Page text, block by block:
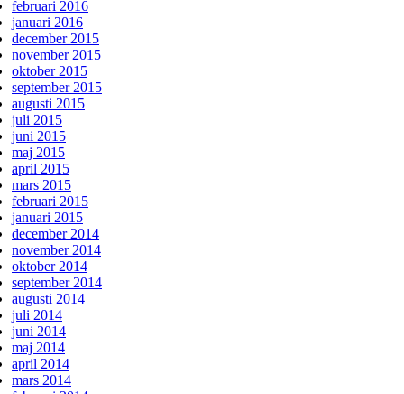
februari 2016
januari 2016
december 2015
november 2015
oktober 2015
september 2015
augusti 2015
juli 2015
juni 2015
maj 2015
april 2015
mars 2015
februari 2015
januari 2015
december 2014
november 2014
oktober 2014
september 2014
augusti 2014
juli 2014
juni 2014
maj 2014
april 2014
mars 2014